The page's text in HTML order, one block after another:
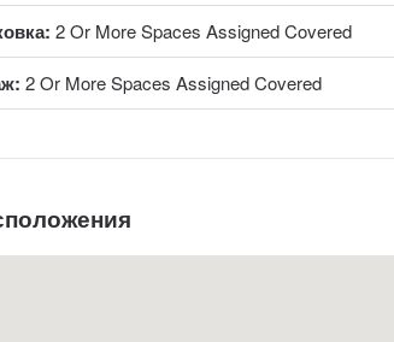
2 Or More Spaces Assigned Covered
2 Or More Spaces Assigned Covered